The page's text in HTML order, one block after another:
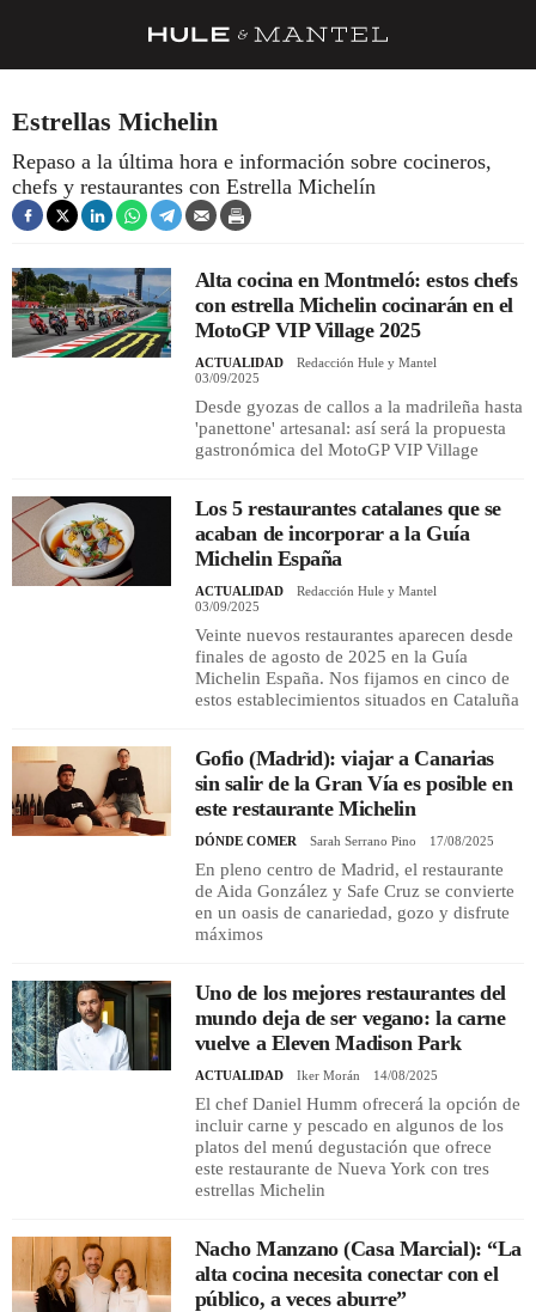
DESPENSA
BARRAS Y ESTRELLAS
DÓNDE COMER
ÍDOLOS DE MESAS
A CUCHILLO
REGISTRO
INICIAR SESIÓN
Estrellas Michelin
Repaso a la última hora e información sobre cocineros,
chefs y restaurantes con Estrella Michelín
Alta cocina en Montmeló: estos chefs
con estrella Michelin cocinarán en el
MotoGP VIP Village 2025
ACTUALIDAD
Redacción Hule y Mantel
03/09/2025
Desde gyozas de callos a la madrileña hasta
'panettone' artesanal: así será la propuesta
gastronómica del MotoGP VIP Village
Los 5 restaurantes catalanes que se
acaban de incorporar a la Guía
Michelin España
ACTUALIDAD
Redacción Hule y Mantel
03/09/2025
Veinte nuevos restaurantes aparecen desde
finales de agosto de 2025 en la Guía
Michelin España. Nos fijamos en cinco de
estos establecimientos situados en Cataluña
Gofio (Madrid): viajar a Canarias
sin salir de la Gran Vía es posible en
este restaurante Michelin
DÓNDE COMER Sarah Serrano Pino 17/08/2025
En pleno centro de Madrid, el restaurante
de Aida González y Safe Cruz se convierte
en un oasis de canariedad, gozo y disfrute
máximos
Uno de los mejores restaurantes del
mundo deja de ser vegano: la carne
vuelve a Eleven Madison Park
ACTUALIDAD Iker Morán 14/08/2025
El chef Daniel Humm ofrecerá la opción de
incluir carne y pescado en algunos de los
platos del menú degustación que ofrece
este restaurante de Nueva York con tres
estrellas Michelin
Nacho Manzano (Casa Marcial): “La
alta cocina necesita conectar con el
público, a veces aburre”